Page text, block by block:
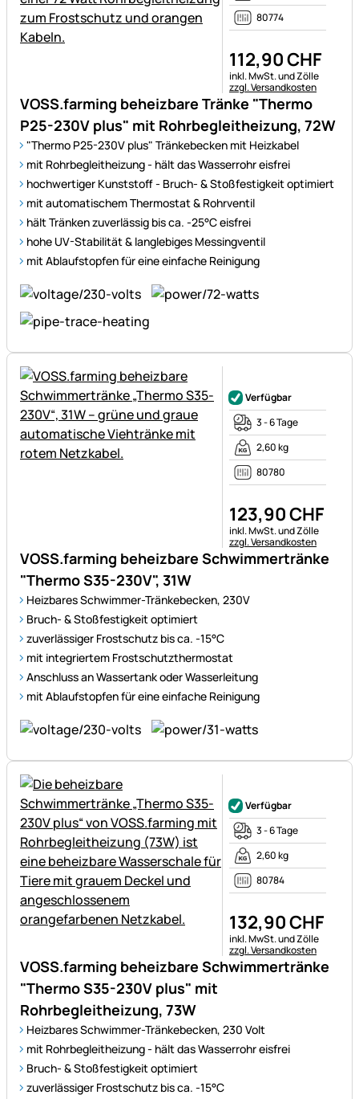
VOSS.farming beheizbare Tränke "Thermo
P25-230V plus" mit Rohrbegleitheizung, 72W
"Thermo P25-230V plus" Tränkebecken mit Heizkabel
mit Rohrbegleitheizung - hält das Wasserrohr eisfrei
hochwertiger Kunststoff - Bruch- & Stoßfestigkeit optimiert
mit automatischem Thermostat & Rohrventil
hält Tränken zuverlässig bis ca. -25°C eisfrei
hohe UV-Stabilität & langlebiges Messingventil
mit Ablaufstopfen für eine einfache Reinigung
80774
112,90CHF
Steuerhinweis:
inkl. MwSt. und Zölle
zzgl. Versandkosten
VOSS.farming beheizbare Schwimmertränke
"Thermo S35-230V", 31W
Heizbares Schwimmer-Tränkebecken, 230V
Bruch- & Stoßfestigkeit optimiert
zuverlässiger Frostschutz bis ca. -15°C
mit integriertem Frostschutzthermostat
Anschluss an Wassertank oder Wasserleitung
mit Ablaufstopfen für eine einfache Reinigung
Verfügbar
3 - 6 Tage
2,60 kg
80780
123,90CHF
Steuerhinweis:
inkl. MwSt. und Zölle
zzgl. Versandkosten
VOSS.farming beheizbare Schwimmertränke
"Thermo S35-230V plus" mit
Rohrbegleitheizung, 73W
Heizbares Schwimmer-Tränkebecken, 230 Volt
mit Rohrbegleitheizung - hält das Wasserrohr eisfrei
Bruch- & Stoßfestigkeit optimiert
zuverlässiger Frostschutz bis ca. -15°C
Verfügbar
3 - 6 Tage
2,60 kg
80784
132,90CHF
Steuerhinweis:
inkl. MwSt. und Zölle
zzgl. Versandkosten